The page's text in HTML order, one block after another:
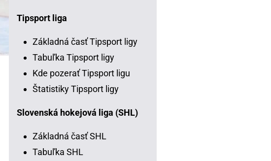
Tipsport liga
Základná časť Tipsport ligy
Tabuľka Tipsport ligy
Kde pozerať Tipsport ligu
Štatistiky Tipsport ligy
Slovenská hokejová liga (SHL)
Základná časť SHL
Tabuľka SHL